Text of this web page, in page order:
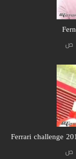
Ferrari challenge